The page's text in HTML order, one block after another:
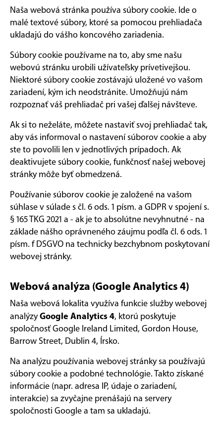
Naša webová stránka používa súbory cookie. Ide o
malé textové súbory, ktoré sa pomocou prehliadača
ukladajú do vášho koncového zariadenia.
Súbory cookie používame na to, aby sme našu
webovú stránku urobili užívateľsky prívetivejšou.
Niektoré súbory cookie zostávajú uložené vo vašom
zariadení, kým ich neodstránite. Umožňujú nám
rozpoznať váš prehliadač pri vašej ďalšej návšteve.
Ak si to neželáte, môžete nastaviť svoj prehliadač tak,
aby vás informoval o nastavení súborov cookie a aby
ste to povolili len v jednotlivých prípadoch. Ak
deaktivujete súbory cookie, funkčnosť našej webovej
stránky môže byť obmedzená.
Používanie súborov cookie je založené na vašom
súhlase v súlade s čl. 6 ods. 1 písm. a GDPR v spojení s.
§ 165 TKG 2021 a - ak je to absolútne nevyhnutné - na
základe nášho oprávneného záujmu podľa čl. 6 ods. 1
písm. f DSGVO na technicky bezchybnom poskytovaní
webovej stránky.
Webová analýza (Google Analytics 4)
Naša webová lokalita využíva funkcie služby webovej
analýzyGoogle Analytics 4, ktorú poskytuje
spoločnosť Google Ireland Limited, Gordon House,
Barrow Street, Dublin 4, Írsko.
Na analýzu používania webovej stránky sa používajú
súbory cookie a podobné technológie. Takto získané
informácie (napr. adresa IP, údaje o zariadení,
interakcie) sa zvyčajne prenášajú na servery
spoločnosti Google a tam sa ukladajú.